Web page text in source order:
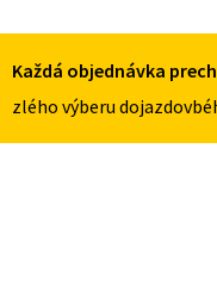
2002-
135/80R17
Každá objednávka
zlého výberu